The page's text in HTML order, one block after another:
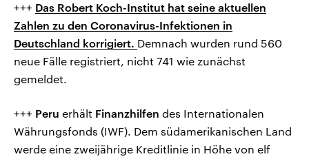
+++ Das Robert Koch-Institut hat seine aktuellen
Zahlen zu den Coronavirus-Infektionen in
Deutschland korrigiert. Demnach wurden rund 560
neue Fälle registriert, nicht 741 wie zunächst
gemeldet.
+++ Peru erhält Finanzhilfen des Internationalen
Währungsfonds (IWF). Dem südamerikanischen Land
werde eine zweijährige Kreditlinie in Höhe von elf